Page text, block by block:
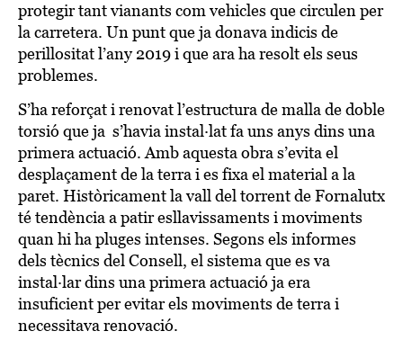
protegir tant vianants com vehicles que circulen per
la carretera. Un punt que ja donava indicis de
perillositat l’any 2019 i que ara ha resolt els seus
problemes.
S’ha reforçat i renovat l’estructura de malla de doble
torsió que ja s’havia instal·lat fa uns anys dins una
primera actuació. Amb aquesta obra s’evita el
desplaçament de la terra i es fixa el material a la
paret. Històricament la vall del torrent de Fornalutx
té tendència a patir esllavissaments i moviments
quan hi ha pluges intenses. Segons els informes
dels tècnics del Consell, el sistema que es va
instal·lar dins una primera actuació ja era
insuficient per evitar els moviments de terra i
necessitava renovació.